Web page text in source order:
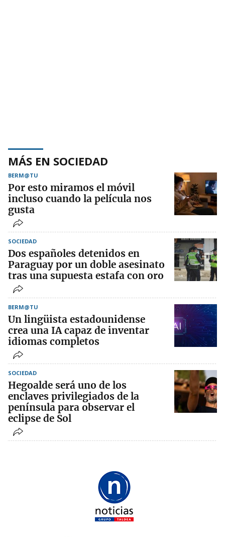
MÁS EN SOCIEDAD
BERM@TU
Por esto miramos el móvil
incluso cuando la película nos
gusta
SOCIEDAD
Dos españoles detenidos en
Paraguay por un doble asesinato
tras una supuesta estafa con oro
BERM@TU
Un lingüista estadounidense
crea una IA capaz de inventar
idiomas completos
SOCIEDAD
Hegoalde será uno de los
enclaves privilegiados de la
península para observar el
eclipse de Sol